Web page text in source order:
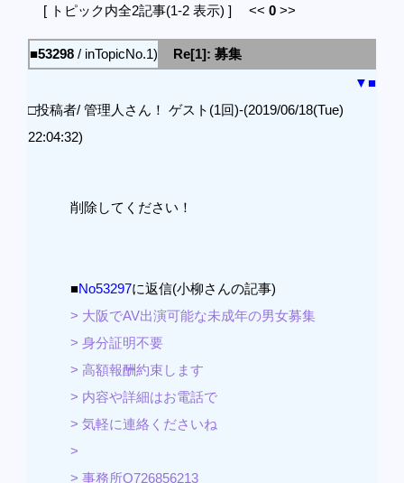
[ トピック内全2記事(1-2 表示) ] << 0 >>
■53298 / inTopicNo.1)
Re[1]: 募集
▼■
□投稿者/ 管理人さん！ ゲスト(1回)-(2019/06/18(Tue)
22:04:32)
削除してください！
■No53297に返信(小柳さんの記事)
> 大阪でAV出演可能な未成年の男女募集
> 身分証明不要
> 高額報酬約束します
> 内容や詳細はお電話で
> 気軽に連絡くださいね
>
> 事務所O726856213